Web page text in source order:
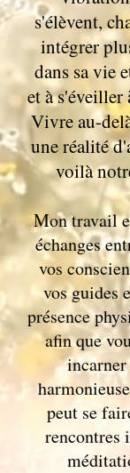
s'élèvent,
intégrer
dans sa vie
et à s'éveiller
Vivre au-
une réalité
voilà
Mon travail
échanges
vos
vos guides
présence
afin que
peut se
rencontres